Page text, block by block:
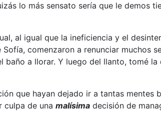
lo más sensato sería que le demos
al igual que la ineficiencia y el
comenzaron a renunciar muchos
baño a llorar. Y luego del llanto, tomé la
que hayan dejado ir a tantas mentes
culpa de una malísima decisión de